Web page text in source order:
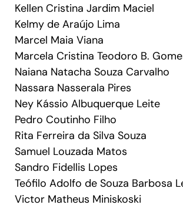
Kellen Cristina Jardim Maciel
Kelmy de Araújo Lima
Marcel Maia Viana
Marcela Cristina Teodoro B.
Naiana Natacha Souza Carvalho
Nassara Nasserala Pires
Ney Kássio Albuquerque Leite
Pedro Coutinho Filho
Rita Ferreira da Silva Souza
Samuel Louzada Matos
Sandro Fidellis Lopes
Teófilo Adolfo de Souza Barbosa
Victor Matheus Miniskoski